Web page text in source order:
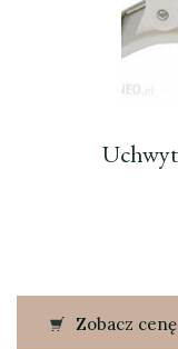
Zobacz cenę